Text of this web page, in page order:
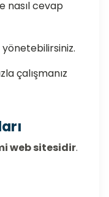
nasıl cevap
yönetebilirsiniz.
çalışmanız
web sitesidir.